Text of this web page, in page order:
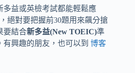
多益或英檢考試都能輕鬆應
絕對要把握前30題用來飆分搶
要結合新多益(New TOEIC)準
興趣的朋友，也可以到 博客